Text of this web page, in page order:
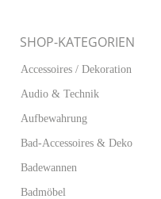
SHOP-KATEGORIEN
Accessoires / Dekoration
Audio & Technik
Aufbewahrung
Bad-Accessoires & Deko
Badewannen
Badmöbel